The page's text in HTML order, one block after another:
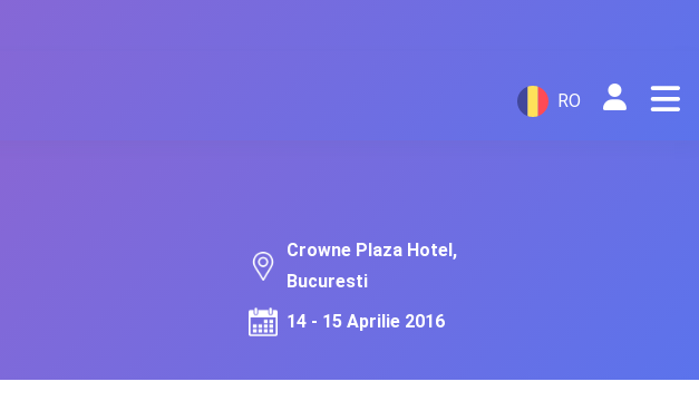
RO
Crowne Plaza Hotel,
Bucuresti
14 - 15 Aprilie 2016